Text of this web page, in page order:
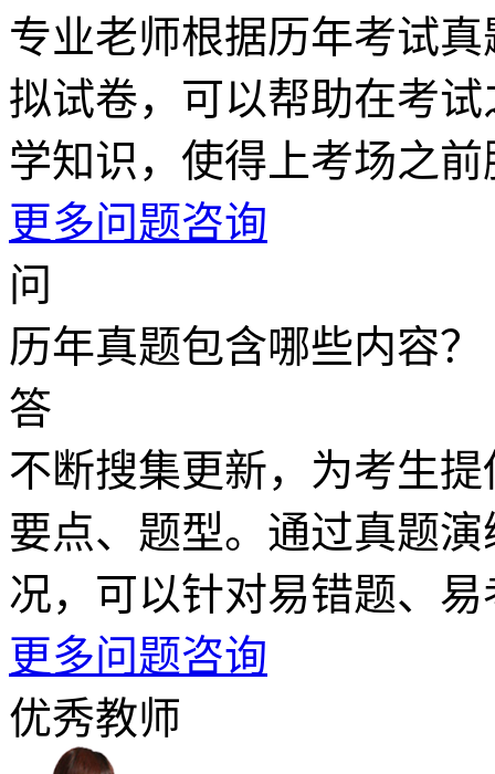
专业老师根据历年考试
拟试卷，可以帮助在考
学知识，使得上考场之
更多问题咨询
问
历年真题包含哪些内容？
答
不断搜集更新，为考生
要点、题型。通过真题
况，可以针对易错题、
更多问题咨询
优秀教师